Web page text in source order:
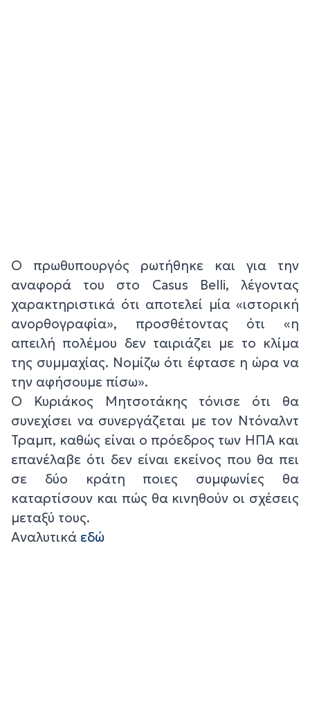
Ο πρωθυπουργός ρωτήθηκε και για την
αναφορά του στο Casus Belli, λέγοντας
χαρακτηριστικά ότι αποτελεί μία «ιστορική
ανορθογραφία», προσθέτοντας ότι «η
απειλή πολέμου δεν ταιριάζει με το κλίμα
της συμμαχίας. Νομίζω ότι έφτασε η ώρα να
την αφήσουμε πίσω».
Ο Κυριάκος Μητσοτάκης τόνισε ότι θα
συνεχίσει να συνεργάζεται με τον Ντόναλντ
Τραμπ, καθώς είναι ο πρόεδρος των ΗΠΑ και
επανέλαβε ότι δεν είναι εκείνος που θα πει
σε δύο κράτη ποιες συμφωνίες θα
καταρτίσουν και πώς θα κινηθούν οι σχέσεις
μεταξύ τους.
Αναλυτικά εδώ